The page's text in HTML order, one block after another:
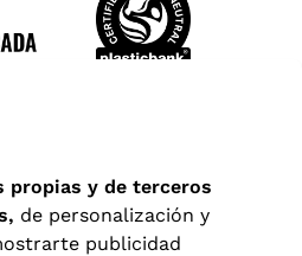
propias y de terceros
de personalización y
publicidad